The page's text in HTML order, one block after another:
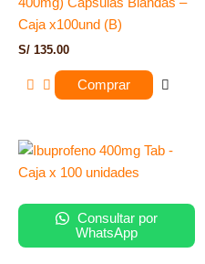
Caja x100und (B)
S/ 135.00
Comprar
Consultar por
WhatsApp